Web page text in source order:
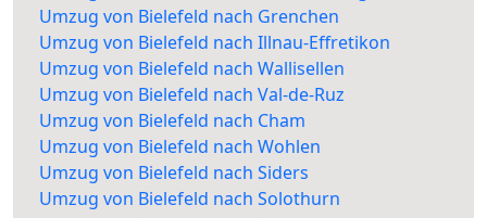
Umzug von Bielefeld nach Grenchen
Umzug von Bielefeld nach Illnau-Effretikon
Umzug von Bielefeld nach Wallisellen
Umzug von Bielefeld nach Val-de-Ruz
Umzug von Bielefeld nach Cham
Umzug von Bielefeld nach Wohlen
Umzug von Bielefeld nach Siders
Umzug von Bielefeld nach Solothurn